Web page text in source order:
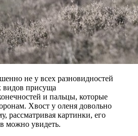
не у всех разновидностей
видов присуща
и пальцы, которые
Хвост у оленя довольно
рассматривая картинки, его
можно увидеть.